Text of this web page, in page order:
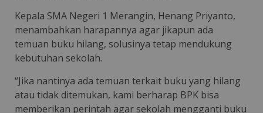
Kepala SMA Negeri 1 Merangin, Henang Priyanto,
menambahkan harapannya agar jikapun ada
temuan buku hilang, solusinya tetap mendukung
kebutuhan sekolah.
“Jika nantinya ada temuan terkait buku yang hilang
atau tidak ditemukan, kami berharap BPK bisa
memberikan perintah agar sekolah mengganti buku